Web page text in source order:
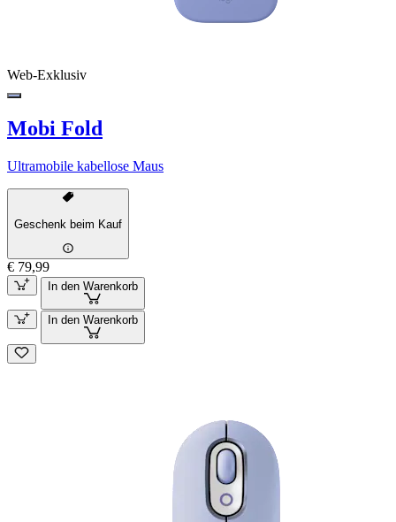
Web-Exklusiv
Mobi Fold
Ultramobile kabellose Maus
Geschenk beim Kauf
€ 79,99
In den Warenkorb
In den Warenkorb